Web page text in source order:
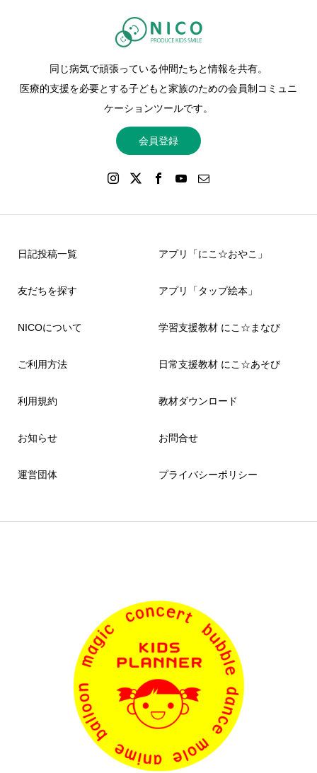
同じ病気で頑張っている仲間たちと情報を共有。
医療的支援を必要とする子どもと家族のための会員制コミュニ
ケーションツールです。
会員登録
日記投稿一覧
友だちを探す
NICOについて
ご利用方法
利用規約
お知らせ
運営団体
アプリ「にこ☆おやこ」
アプリ「タップ絵本」
学習支援教材 にこ☆まなび
日常支援教材 にこ☆あそび
教材ダウンロード
お問合せ
プライバシーポリシー